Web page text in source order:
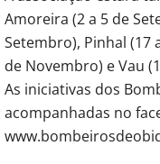
Amoreira (2 a 5 de
Setembro), Pinhal (17
de Novembro) e Vau
As iniciativas dos
acompanhadas no